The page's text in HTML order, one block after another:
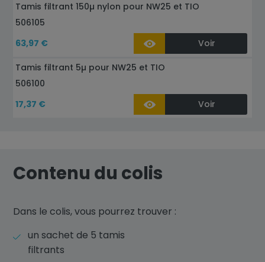
Tamis filtrant 150µ nylon pour NW25 et TIO
506105
63,97 €
Voir
Tamis filtrant 5µ pour NW25 et TIO
506100
17,37 €
Voir
Contenu du colis
Dans le colis, vous pourrez trouver :
un sachet de 5 tamis
filtrants